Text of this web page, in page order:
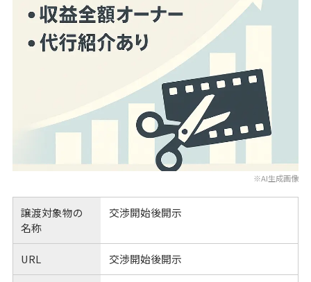
※AI生成画像
譲渡対象物の
名称
交渉開始後開示
URL 交渉開始後開示